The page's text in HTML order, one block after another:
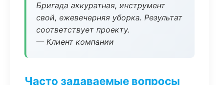
Бригада аккуратная, инструмент
свой, ежевечерняя уборка. Результат
соответствует проекту.
— Клиент компании
Часто задаваемые вопросы